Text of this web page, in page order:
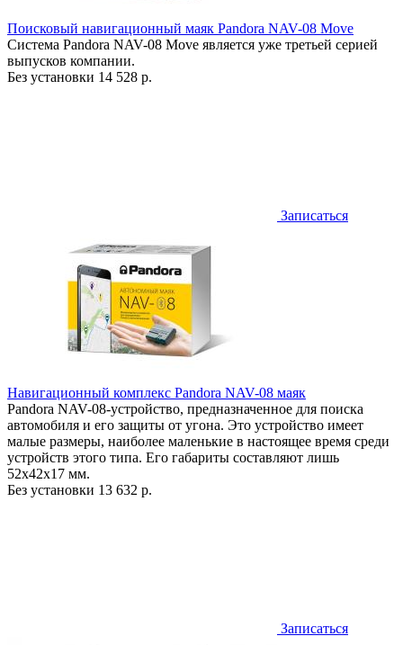
Поисковый навигационный маяк Pandora NAV-08 Move
Система Pandora NAV-08 Move является уже третьей серией
выпусков компании.
Без установки 14 528 р.
Записаться
Навигационный комплекс Pandora NAV-08 маяк
Pandora NAV-08-устройство, предназначенное для поиска
автомобиля и его защиты от угона. Это устройство имеет
малые размеры, наиболее маленькие в настоящее время среди
устройств этого типа. Его габариты составляют лишь
52х42х17 мм.
Без установки 13 632 р.
Записаться